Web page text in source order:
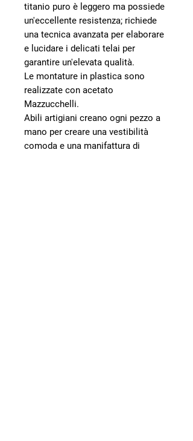
titanio puro è leggero ma possiede
un'eccellente resistenza; richiede
una tecnica avanzata per elaborare
e lucidare i delicati telai per
garantire un'elevata qualità.
Le montature in plastica sono
realizzate con acetato
Mazzucchelli.
Abili artigiani creano ogni pezzo a
mano per creare una vestibilità
comoda e una manifattura di